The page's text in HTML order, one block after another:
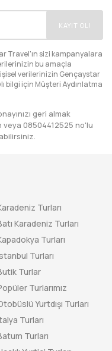
KAYIT OL!
Travel'ın sizi kampanyalara
bu amaçla
verilerinizin Gençaystar
bilgi için Müşteri Aydınlatma
geri almak
veya 08504412525 no'lu
Turları
Karadeniz Turları
Turları
Turları
Turlar
Turlarımız
Yurtdışı Turları
Turları
Turları